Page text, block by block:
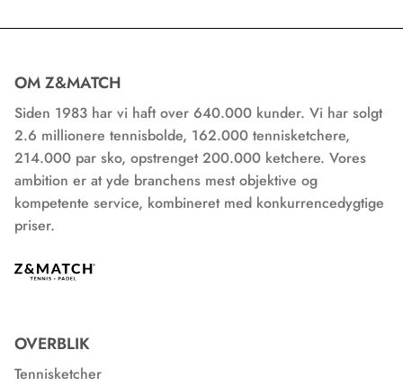
OM Z&MATCH
Siden 1983 har vi haft over 640.000 kunder. Vi har solgt
2.6 millionere tennisbolde, 162.000 tennisketchere,
214.000 par sko, opstrenget 200.000 ketchere. Vores
ambition er at yde branchens mest objektive og
kompetente service, kombineret med konkurrencedygtige
priser.
OVERBLIK
Tennisketcher